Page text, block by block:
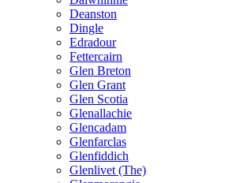
Deanston
Dingle
Edradour
Fettercairn
Glen Breton
Glen Grant
Glen Scotia
Glenallachie
Glencadam
Glenfarclas
Glenfiddich
Glenlivet (The)